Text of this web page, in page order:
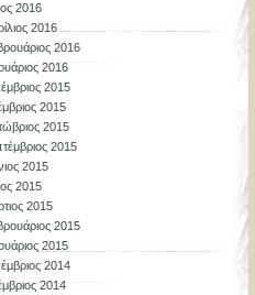
2016
2016
2016
2016
2015
2015
2015
2015
2015
2015
2015
2015
2015
2014
2014